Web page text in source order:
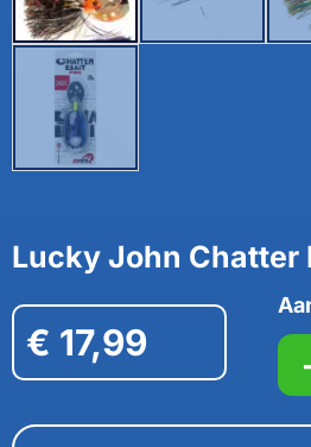
Lucky John Chatter
€ 17,99